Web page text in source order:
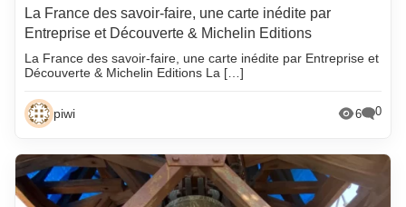
La France des savoir-faire, une carte inédite par
Entreprise et Découverte & Michelin Editions
La France des savoir-faire, une carte inédite par Entreprise et
Découverte & Michelin Editions La […]
piwi 6 0